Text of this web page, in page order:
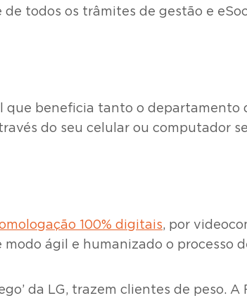
todos os trâmites de gestão e
beneficia tanto o departamento
do seu celular ou computador
100% digitais, por
ágil e humanizado o processo
da LG, trazem clientes de peso.